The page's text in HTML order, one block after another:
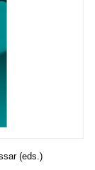
(eds.)